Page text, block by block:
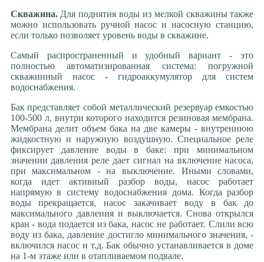
Скважина.Для поднятия воды из мелкой скважины также
можно использовать ручной насос и насосную станцию,
если только позволяет уровень воды в скважине.
Самый распространенный и удобный вариант - это
полностью автоматизированная система: погружной
скважинный насос - гидроаккумулятор для систем
водоснабжения.
Бак представляет собой металлический резервуар емкостью
100-500 л, внутри которого находится резиновая мембрана.
Мембрана делит объем бака на две камеры - внутреннюю
жидкостную и наружную воздушную. Специальное реле
фиксирует давление воды в баке: при минимальном
значении давления реле дает сигнал на включение насоса,
при максимальном - на выключение. Иными словами,
когда идет активный разбор воды, насос работает
напрямую в систему водоснабжения дома. Когда разбор
воды прекращается, насос закачивает воду в бак до
максимального давления и выключается. Снова открылся
кран - вода подается из бака, насос не работает. Слили всю
воду из бака, давление достигло минимального значения, -
включился насос и т.д. Бак обычно устанавливается в доме
на 1-м этаже или в отапливаемом подвале.